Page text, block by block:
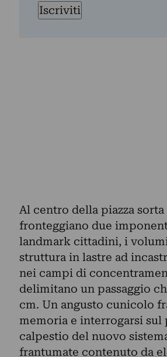
Iscriviti
Al centro della piazza
fronteggiano due
landmark cittadini, i
struttura in lastre ad
nei campi di
delimitano un passaggio
cm. Un angusto cunicolo
memoria e interrogarsi
calpestio del nuovo
frantumate contenuto da